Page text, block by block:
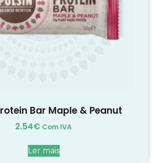
Bar Maple & Peanut
2.54€ Com IVA
Ler mais